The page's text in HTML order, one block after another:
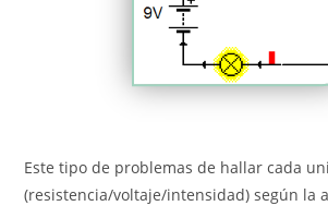
Este tipo de problemas de hallar cada
(resistencia/voltaje/intensidad) según la